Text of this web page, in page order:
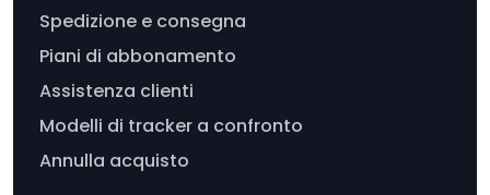
Spedizione e consegna
Piani di abbonamento
Assistenza clienti
Modelli di tracker a confronto
Annulla acquisto